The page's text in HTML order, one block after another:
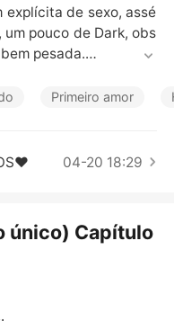
explícita de sexo, assé
pouco de Dark, obs
pesada.
cadeia, tudo o qu
Primeiro amor
04-20 18:29
único) Capítulo